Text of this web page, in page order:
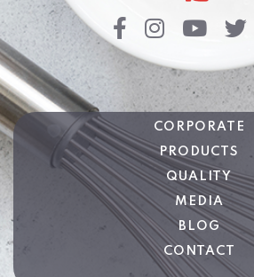
CORPORATE
PRODUCTS
QUALITY
MEDIA
BLOG
CONTACT